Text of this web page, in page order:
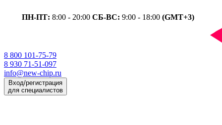
ПН-ПТ: 8:00 - 20:00 СБ-ВС: 9:00 - 18:00 (GMT+3)
8 800 101-75-79
8 930 71-51-097
info@new-chip.ru
Вход/регистрация
для специалистов